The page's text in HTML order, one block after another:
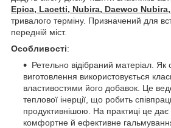
Epica, Lacetti, Nubira, Daewoo Nubira,
тривалого терміну. Призначений для
передній міст.
Особливості:
Ретельно відібраний матеріал.
виготовлення використовується
властивостями його добавок. Це
теплової інерції, що робить
продуктивнішою. На практиці це
комфортне й ефективне